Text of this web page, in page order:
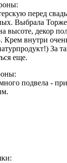
перед
Выбрала
высоте, декор
Крем внутри
За
еще.
подвела -